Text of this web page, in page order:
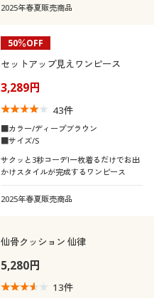
2025年春夏販売商品
50％OFF
セットアップ見えワンピース
3,289円
43件
■カラー/ディープブラウン
■サイズ/S
サクッと3秒コーデ!一枚着るだけでお出
かけスタイルが完成するワンピース
2025年春夏販売商品
仙骨クッション 仙律
5,280円
13件